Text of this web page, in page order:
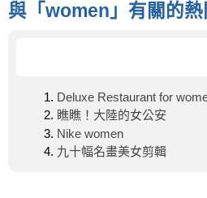
與「women」有關的熱
Deluxe Restaurant for
瞧瞧！大陸的女公安
Nike women
九十幅名畫美女剪輯